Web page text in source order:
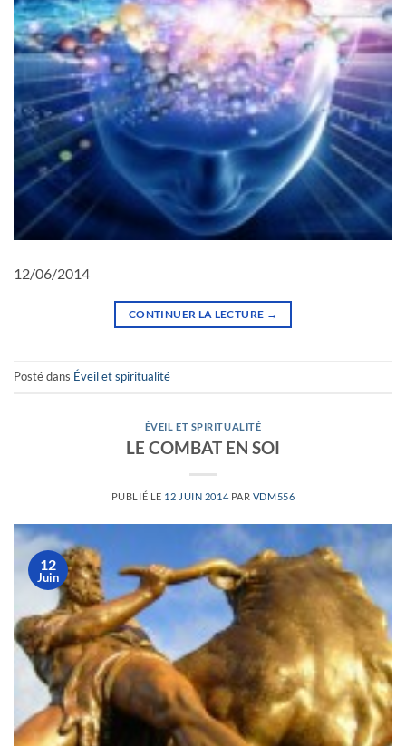
12/06/2014
CONTINUER LA LECTURE →
Posté dans Éveil et spiritualité
ÉVEIL ET SPIRITUALITÉ
LE COMBAT EN SOI
PUBLIÉ LE 12 JUIN 2014 PAR VDM556
12
Juin